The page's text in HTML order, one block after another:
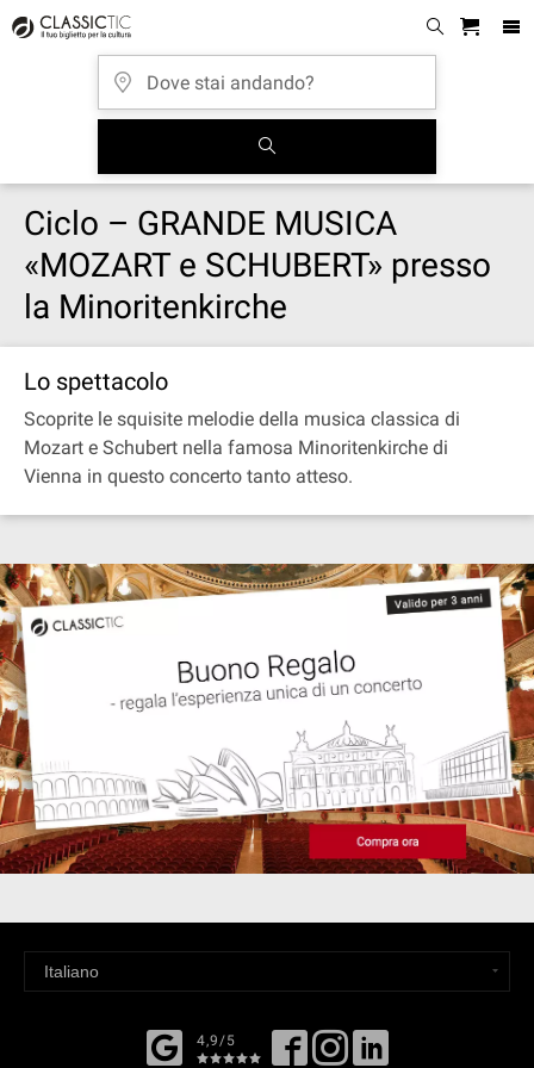
Ciclo – GRANDE MUSICA
«MOZART e SCHUBERT» presso
la Minoritenkirche
Lo spettacolo
Scoprite le squisite melodie della musica classica di
Mozart e Schubert nella famosa Minoritenkirche di
Vienna in questo concerto tanto atteso.
4,9/5